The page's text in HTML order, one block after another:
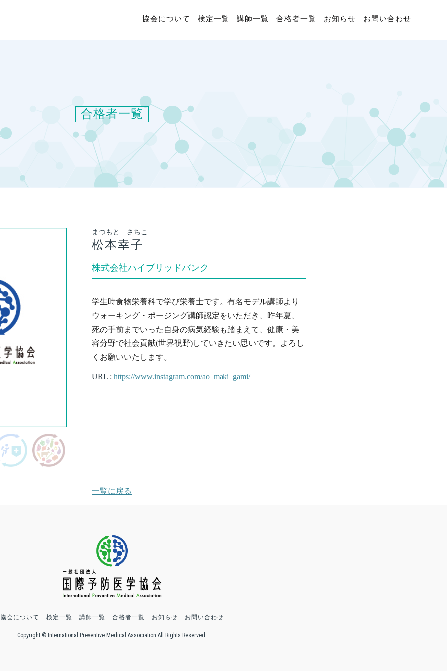
協会について 検定一覧 講師一覧 合格者一覧 お知らせ お問い合わせ
合格者一覧
まつもと さちこ
松本幸子
株式会社ハイブリッドバンク
学生時食物栄養科で学び栄養士です。有名モデル講師より
ウォーキング・ポージング講師認定をいただき、昨年夏、
死の手前までいった自身の病気経験も踏まえて、健康・美
容分野で社会貢献(世界視野)していきたい思いです。よろし
くお願いいたします。
URL : https://www.instagram.com/ao_maki_gami/
一覧に戻る
協会について 検定一覧 講師一覧 合格者一覧 お知らせ お問い合わせ
Copyright © International Preventive Medical Association All Rights Reserved.